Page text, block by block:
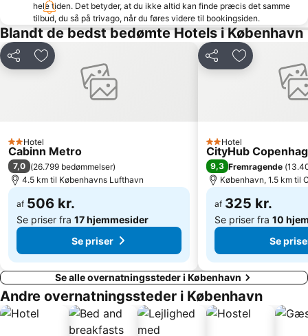
Strøget
Snekkersten
Christiania
Christiansborg Palace
Frederiksberg Centret
Rødovre Centrum
Helsingør Havn
Malmö Arena
Kastellet
Københavns Bymuseum
Hundige
Home of Carlsberg
Fredensborg slot
Copenhagen Port
hele tiden. Det betyder, at du ikke altid kan finde præcis det samme
tilbud, du så på trivago, når du føres videre til bookingsiden.
Blandt de bedst bedømte Hotels i København
Del Føj til favoritter
2 Stjerner
Hotel
Cabinn Metro
7,0 (26.799 bedømmelser)
4.5 km til Københavns Lufthavn
af 506 kr.
Se priser fra 17 hjemmesider
Se priser
Del Føj til
2 Stjerner
Hotel
CityHub
9,3 Fremragende (
København, 1.5 km til
af 325 kr.
Se priser fra 10
Se
Se alle overnatningssteder i København
Andre overnatningssteder i København